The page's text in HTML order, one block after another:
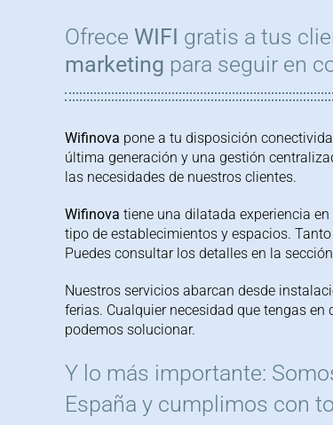
Ofrece WIFI gratis a tus
marketing para seguir en
Wifinova pone a tu disposición
última generación y una gestión
las necesidades de nuestros clientes.
Wifinova tiene una dilatada experiencia
tipode establecimientos y espacios.
Puedes consultar los detalles en la
Nuestros servicios abarcan desde
ferias. Cualquier necesidad que tengas en
podemos solucionar.
Y lo más importante:
España y cumplimos con